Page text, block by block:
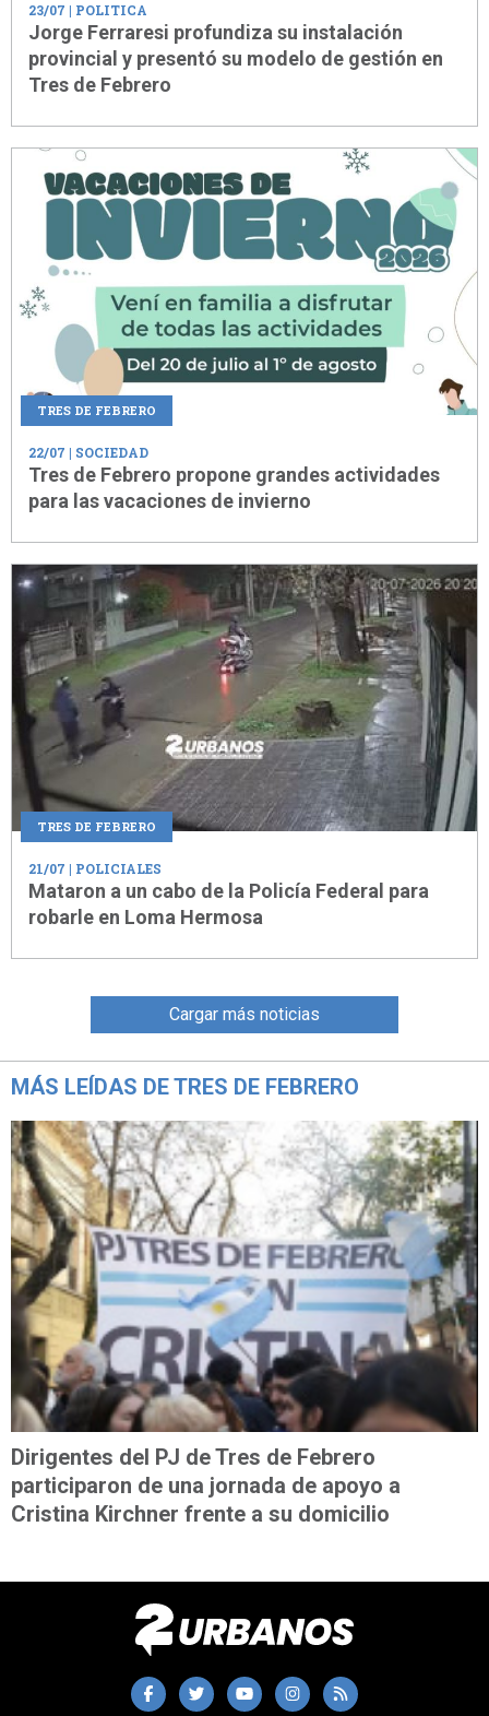
23/07 | POLITICA
Jorge Ferraresi profundiza su instalación
provincial y presentó su modelo de gestión en
Tres de Febrero
TRES DE FEBRERO
22/07 | SOCIEDAD
Tres de Febrero propone grandes actividades
para las vacaciones de invierno
TRES DE FEBRERO
21/07 | POLICIALES
Mataron a un cabo de la Policía Federal para
robarle en Loma Hermosa
Cargar más noticias
MÁS LEÍDAS DE TRES DE FEBRERO
Dirigentes del PJ de Tres de Febrero
participaron de una jornada de apoyo a
Cristina Kirchner frente a su domicilio